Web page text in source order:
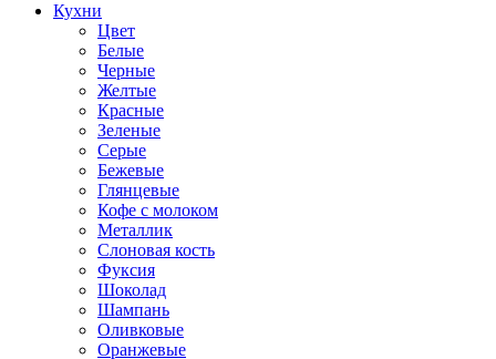
Кухни
Цвет
Белые
Черные
Желтые
Красные
Зеленые
Серые
Бежевые
Глянцевые
Кофе с молоком
Металлик
Слоновая кость
Фуксия
Шоколад
Шампань
Оливковые
Оранжевые